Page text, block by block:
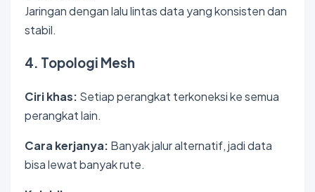
Jaringan dengan lalu lintas data yang konsisten dan
stabil.
4. Topologi Mesh
Ciri khas: Setiap perangkat terkoneksi ke semua
perangkat lain.
Cara kerjanya: Banyak jalur alternatif, jadi data
bisa lewat banyak rute.